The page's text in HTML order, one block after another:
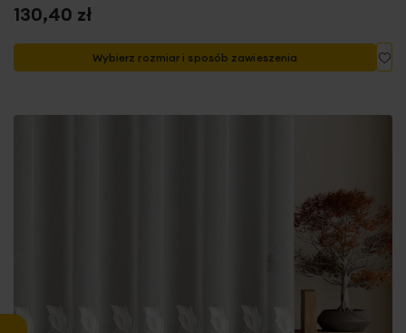
130,40 zł
Wybierz rozmiar i sposób zawieszenia